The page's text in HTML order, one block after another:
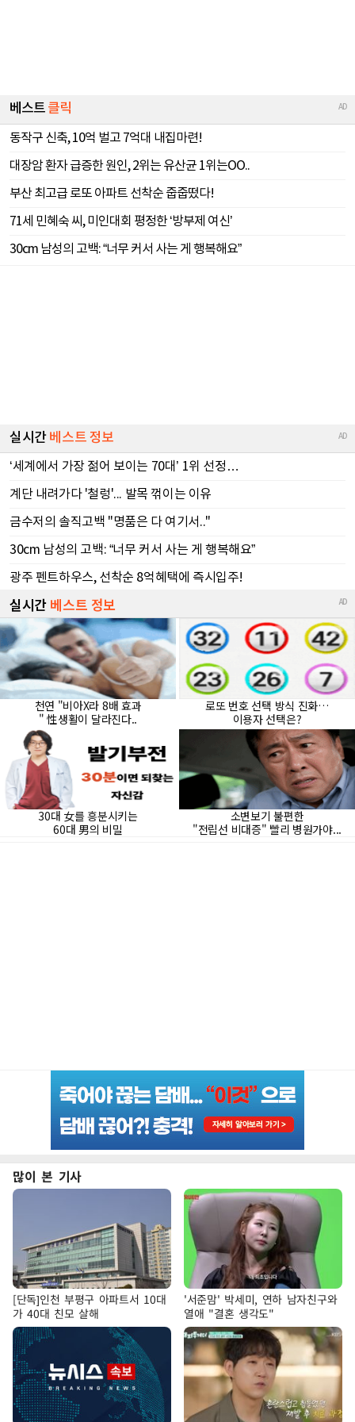
많이 본 기사
[단독]인천 부평구 아파트서 10대
가 40대 친모 살해
'서준맘' 박세미, 연하 남자친구와
열애 "결혼 생각도"